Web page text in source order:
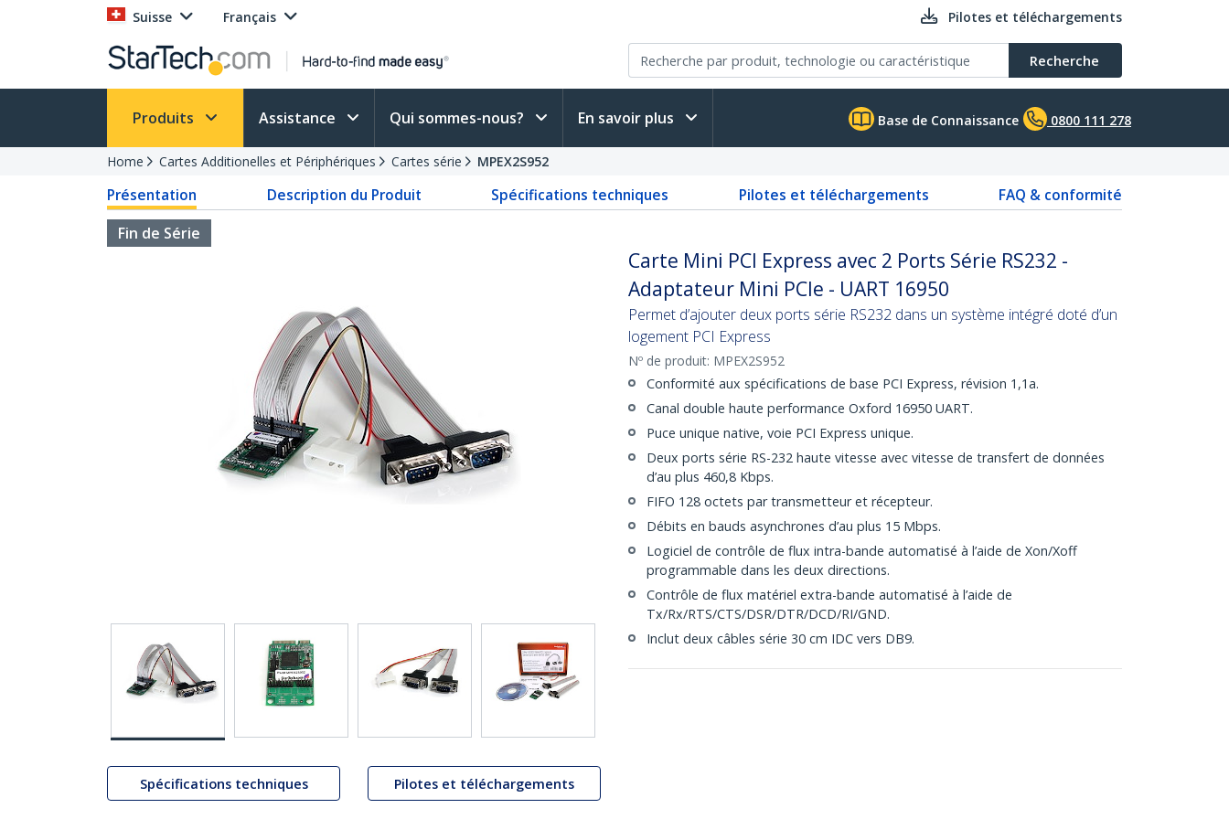
Suisse Français Pilotes et téléchargements
Recherche
Produits Assistance Qui sommes-nous? En savoir plus Base de Connaissance 0800 111 278
Home Cartes Additionelles et Périphériques Cartes série MPEX2S952
Présentation Description du Produit Spécifications techniques Pilotes et téléchargements
FAQ & conformité
Fin de Série
Spécifications techniques Pilotes et téléchargements
Carte Mini PCI Express avec 2 Ports Série RS232 -
Adaptateur Mini PCIe - UART 16950
Permet d’ajouter deux ports série RS232 dans un système intégré doté d’un
logement PCI Express
Nº de produit: MPEX2S952
Conformité aux spécifications de base PCI Express, révision 1,1a.
Canal double haute performance Oxford 16950 UART.
Puce unique native, voie PCI Express unique.
Deux ports série RS-232 haute vitesse avec vitesse de transfert de données
d’au plus 460,8 Kbps.
FIFO 128 octets par transmetteur et récepteur.
Débits en bauds asynchrones d’au plus 15 Mbps.
Logiciel de contrôle de flux intra-bande automatisé à l’aide de Xon/Xoff
programmable dans les deux directions.
Contrôle de flux matériel extra-bande automatisé à l’aide de
Tx/Rx/RTS/CTS/DSR/DTR/DCD/RI/GND.
Inclut deux câbles série 30 cm IDC vers DB9.